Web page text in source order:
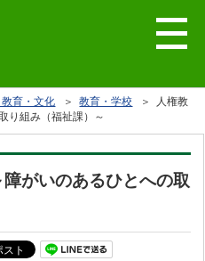
育・文化 ＞教育・学校 ＞ 人権教
り組み（福祉課）～
がいのあるひとへの取